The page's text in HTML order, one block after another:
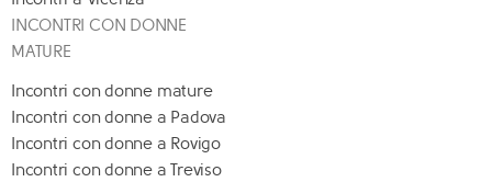
INCONTRI CON DONNE
MATURE
Incontri con donne mature
Incontri con donne a Padova
Incontri con donne a Rovigo
Incontri con donne a Treviso